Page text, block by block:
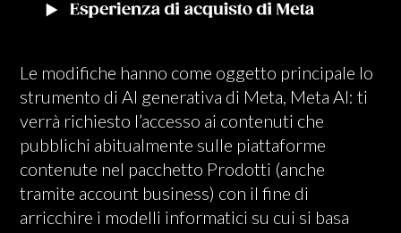
Le modifiche hanno come oggetto principale lo
strumento di AI generativa di Meta, Meta AI: ti
verrà richiesto l’accesso ai contenuti che
pubblichi abitualmente sulle piattaforme
contenute nel pacchetto Prodotti (anche
tramite account business) con il fine di
arricchire i modelli informatici su cui si basa